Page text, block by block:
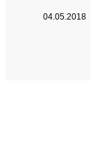
04.05.2018